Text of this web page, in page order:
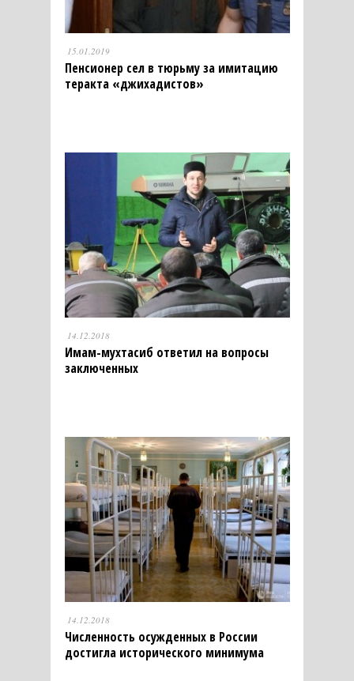
15.01.2019
Пенсионер сел в тюрьму за имитацию
теракта «джихадистов»
14.12.2018
Имам-мухтасиб ответил на вопросы
заключенных
14.12.2018
Численность осужденных в России
достигла исторического минимума